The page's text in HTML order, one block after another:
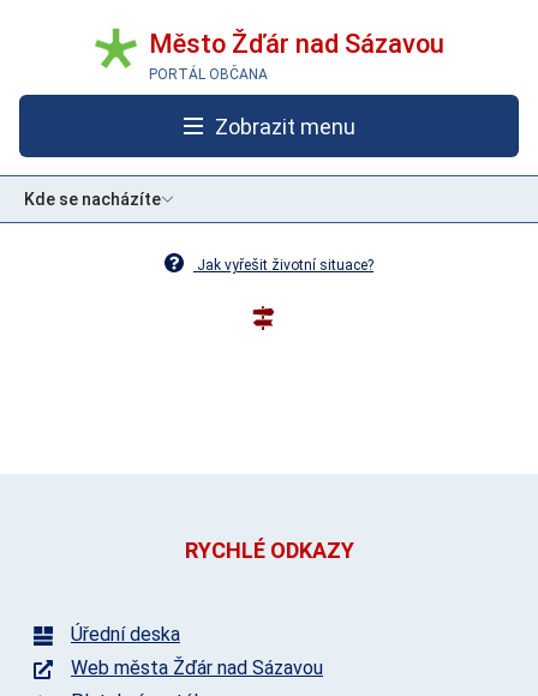
Město Žďár nad Sázavou
PORTÁL OBČANA
Zobrazit menu
Kde se nacházíte
Jak vyřešit životní situace?
RYCHLÉ ODKAZY
Úřední deska
Web města Žďár nad Sázavou